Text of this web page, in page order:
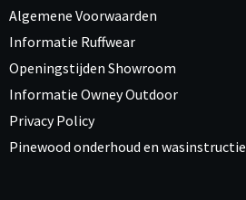
Algemene Voorwaarden
Informatie Ruffwear
Openingstijden Showroom
Informatie Owney Outdoor
Privacy Policy
Pinewood onderhoud en wasinstructie